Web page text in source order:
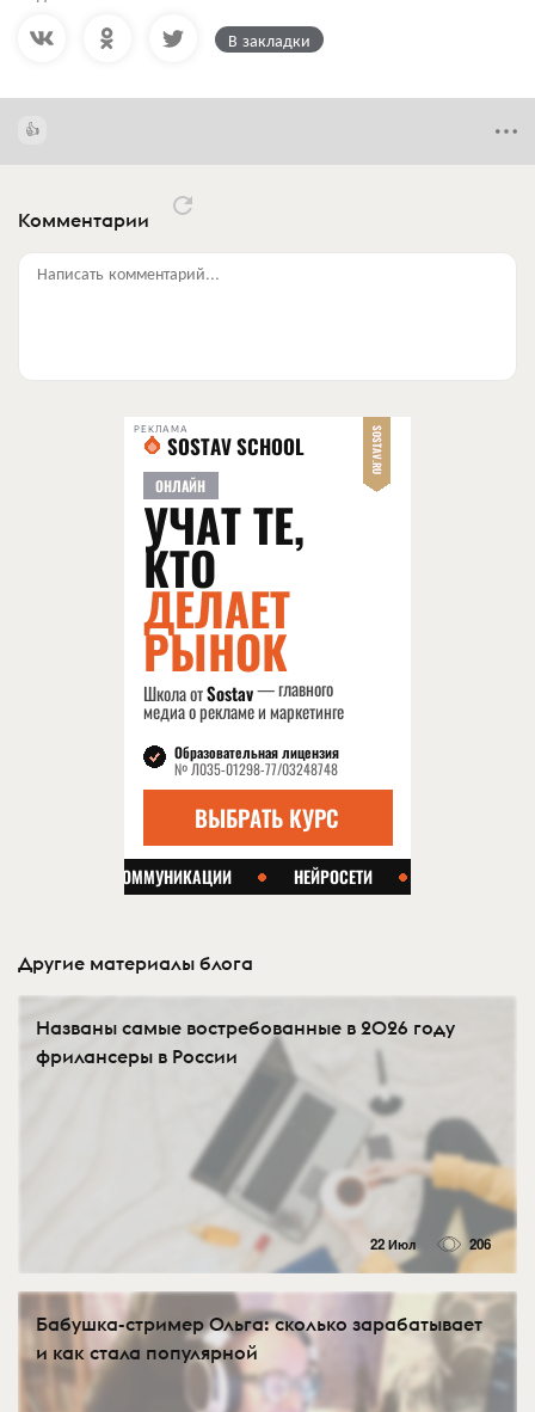
В закладки
Комментарии
Написать комментарий...
РЕКЛАМА
Другие материалы блога
Названы самые востребованные в 2026 году
фрилансеры в России
22 Июл 206
Бабушка-стример Ольга: сколько зарабатывает
и как стала популярной